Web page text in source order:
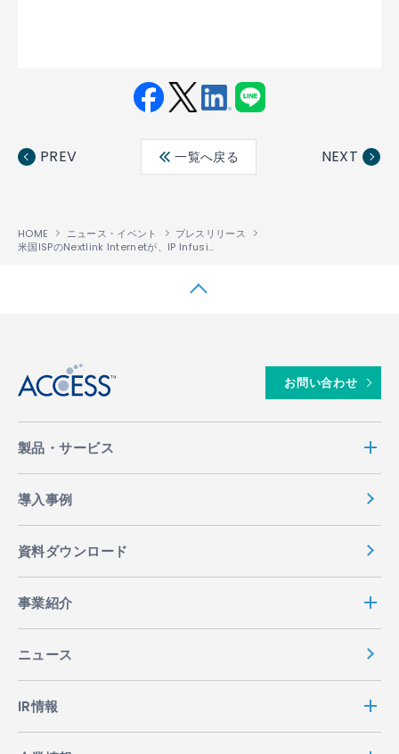
ebo ter
edin
PREV 一覧へ戻る NEXT
HOME ニュース・イベント
プレスリリース
米国ISPのNextlink Internetが、IP Infusionの「OcNOS®」ソフトウェアとEdgecore Networks製ハードウェアで中継区間とデータセンターの機能を強化
お問い合わせ
製品・サービス
導入事例
資料ダウンロード
事業紹介
ニュース
IR情報